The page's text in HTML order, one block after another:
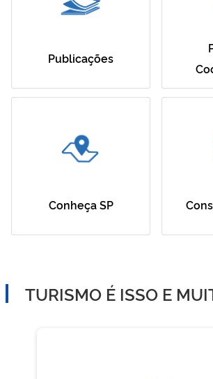
Publicações
Conheça SP
TURISMO É ISSO E